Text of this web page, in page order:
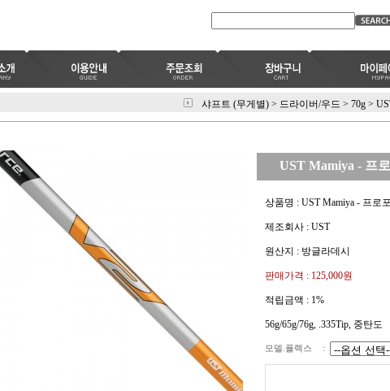
샤프트 (무게별) > 드라이버/우드 > 70g >
UST Mamiya - 프
상품명 : UST Mamiya - 프로
제조회사 : UST
원산지 : 방글라데시
판매가격 : 125,000원
적립금액 : 1%
56g/65g/76g, .335Tip, 중탄도
모델.플렉스 :